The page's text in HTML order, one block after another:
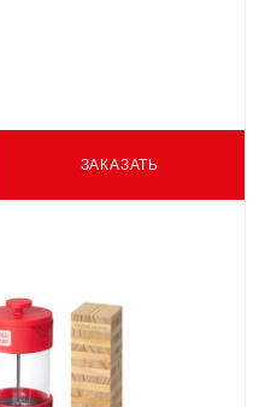
ЗАКАЗАТЬ